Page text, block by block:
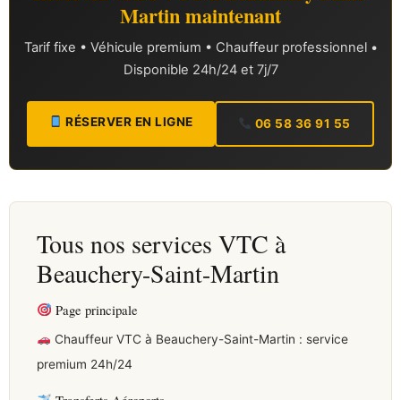
Martin maintenant
Tarif fixe • Véhicule premium • Chauffeur professionnel •
Disponible 24h/24 et 7j/7
RÉSERVER EN LIGNE 06 58 36 91 55
Tous nos services VTC à
Beauchery-Saint-Martin
Page principale
Chauffeur VTC à Beauchery-Saint-Martin : service
premium 24h/24